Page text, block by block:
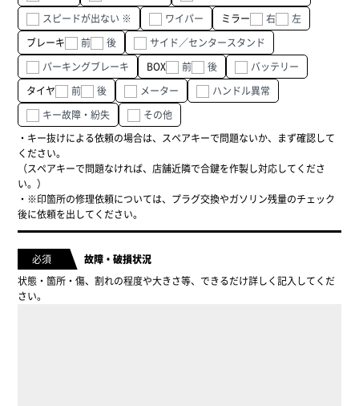
スピードが出ない ※ ワイパー ミラー 右 左
ブレーキ 前 後 サイド／センタースタンド
パーキングブレーキ BOX 前 後 バッテリー
タイヤ 前 後 メーター ハンドル異常
キー故障・紛失 その他
キー抜けによる依頼の場合は、スペアキーで問題ないか、まず確認して
ください。
（スペアキーで問題なければ、店舗近隣で合鍵を作製し対応してくださ
い。）
※印箇所の修理依頼については、プラグ交換やガソリン残量のチェック
後に依頼を出してください。
必須 故障・破損状況
状態・箇所・傷、割れの程度や大きさ等、できるだけ詳しく記入してくだ
さい。